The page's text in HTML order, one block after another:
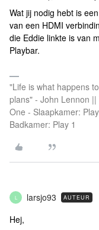
Wat jij nodig hebt is
van een HDMI
die Eddie linkte is van
Playbar.
"Life is what happens
plans" - John Lennon
One - Slaapkamer:
Badkamer: Play 1
L larsjo93 AUTEUR
Hej,